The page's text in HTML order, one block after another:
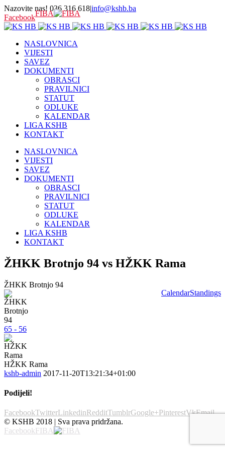
Nazovite nas! 036 316 618|info@kshb.ba
FacebookFIBA
NASLOVNICA
VIJESTI
SAVEZ
DOKUMENTI
OBRASCI
PRAVILNICI
STATUT
ODLUKE
KALENDAR
LIGA KSHB
KONTAKT
NASLOVNICA
VIJESTI
SAVEZ
DOKUMENTI
OBRASCI
PRAVILNICI
STATUT
ODLUKE
KALENDAR
LIGA KSHB
KONTAKT
ŽHKK Brotnjo 94 vs HŽKK Rama
CalendarStandings
ŽHKK Brotnjo 94
65 - 56
HŽKK Rama
kshb-admin 2017-11-20T13:21:34+01:00
Podijeli!
FacebookTwitterLinkedinRedditTumblrGoogle+PinterestVkEmail
© KSHB 2018 | Sva prava pridržana.
FacebookFIBA